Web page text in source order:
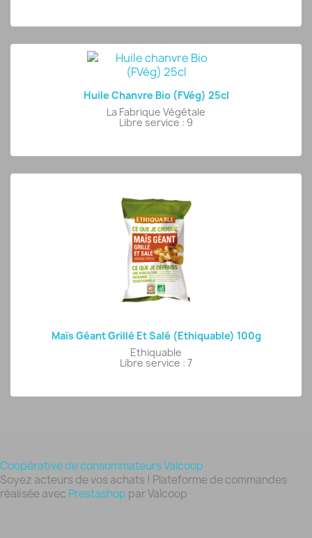
Huile Chanvre Bio (FVég) 25cl
La Fabrique Végétale
Libre service : 9
Maïs Géant Grillé Et Salé (Ethiquable) 100g
Ethiquable
Libre service : 7
Coopérative de consommateurs Valcoop
Soyez acteurs de vos achats ! Plateforme de commandes
réalisée avec Prestashop par Valcoop